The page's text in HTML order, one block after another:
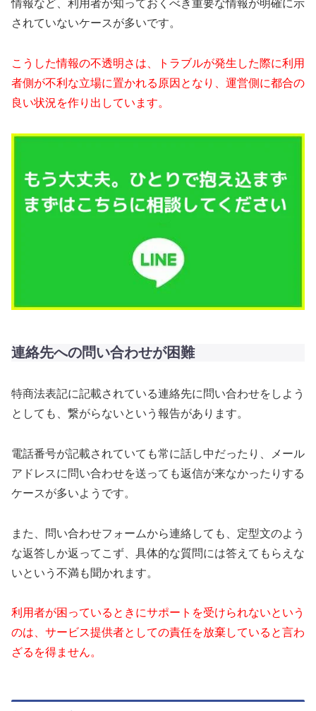
情報など、利用者が知っておくべき重要な情報が明確に示
されていないケースが多いです。
こうした情報の不透明さは、トラブルが発生した際に利用
者側が不利な立場に置かれる原因となり、運営側に都合の
良い状況を作り出しています。
連絡先への問い合わせが困難
特商法表記に記載されている連絡先に問い合わせをしよう
としても、繋がらないという報告があります。
電話番号が記載されていても常に話し中だったり、メール
アドレスに問い合わせを送っても返信が来なかったりする
ケースが多いようです。
また、問い合わせフォームから連絡しても、定型文のよう
な返答しか返ってこず、具体的な質問には答えてもらえな
いという不満も聞かれます。
利用者が困っているときにサポートを受けられないという
のは、サービス提供者としての責任を放棄していると言わ
ざるを得ません。